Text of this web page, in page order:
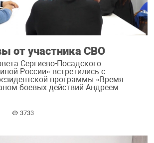
от участника СВО
Сергиево-Посадского
России» встретились с
программы «Время
боевых действий Андреем
3733